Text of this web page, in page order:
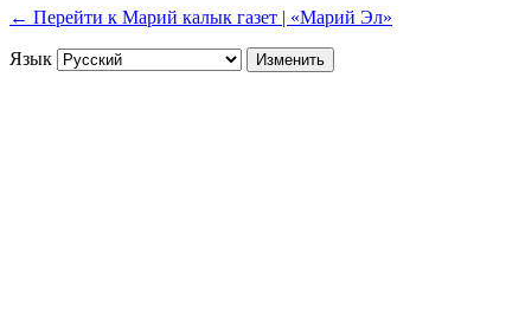
← Перейти к Марий калык газет | «Марий Эл»
Язык